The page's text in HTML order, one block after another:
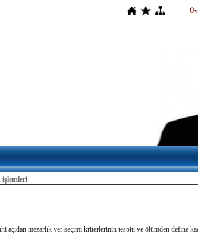
işlemleri
açıdan mezarlık yer seçimi kriterlerinin tespiti ve ölümden define